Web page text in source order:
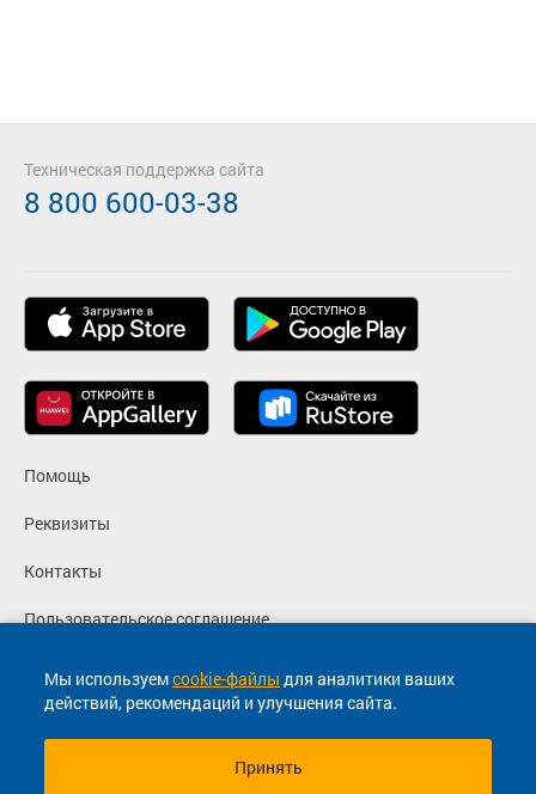
Мы используемcookie-файлы для аналитики ваших
действий, рекомендаций и улучшения сайта.
Принять
Помощь
Реквизиты
Контакты
Пользовательское соглашение
Политика конфиденциальности
Согласие на маркетинговые сообщения
Техническая поддержка сайта
8 800 600-03-38
© 2013-2026, ООО "Капитал"- Онлайн сервис продажи